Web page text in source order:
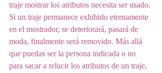
traje mostrar los atributos necesita ser usado.
Si un traje permanece exhibido eternamente
en el mostrador, se deteriorará, pasará de
moda, finalmente será removido. Más allá
que puedas ser la persona indicada o no
para sacar a relucir los atributos de un traje,